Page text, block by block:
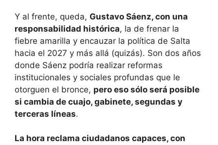
Y al frente, queda, Gustavo Sáenz, con una
responsabilidad histórica, la de frenar la
fiebre amarilla y encauzar la política de Salta
hacia el 2027 y más allá (quizás). Son dos años
donde Sáenz podría realizar reformas
institucionales y sociales profundas que le
otorguen el bronce, pero eso sólo será posible
si cambia de cuajo, gabinete, segundas y
terceras líneas.
La hora reclama ciudadanos capaces, con